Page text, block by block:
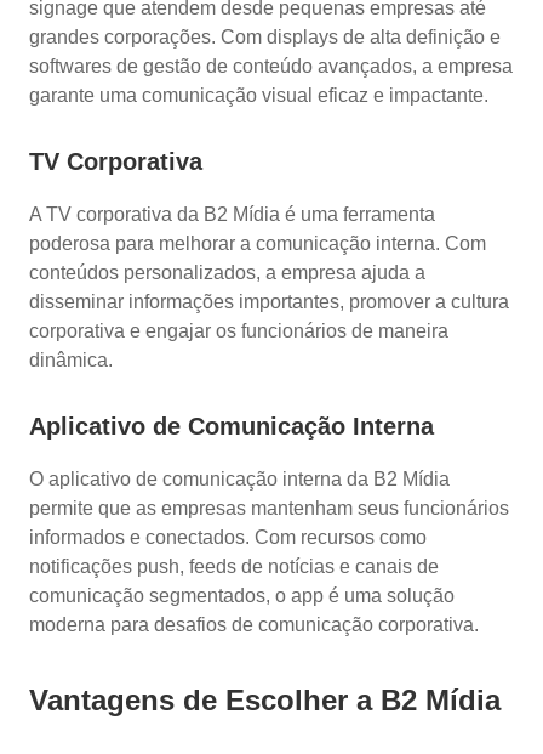
signage que atendem desde pequenas empresas até
grandes corporações. Com displays de alta definição e
softwares de gestão de conteúdo avançados, a empresa
garante uma comunicação visual eficaz e impactante.
TV Corporativa
A TV corporativa da B2 Mídia é uma ferramenta
poderosa para melhorar a comunicação interna. Com
conteúdos personalizados, a empresa ajuda a
disseminar informações importantes, promover a cultura
corporativa e engajar os funcionários de maneira
dinâmica.
Aplicativo de Comunicação Interna
O aplicativo de comunicação interna da B2 Mídia
permite que as empresas mantenham seus funcionários
informados e conectados. Com recursos como
notificações push, feeds de notícias e canais de
comunicação segmentados, o app é uma solução
moderna para desafios de comunicação corporativa.
Vantagens de Escolher a B2 Mídia